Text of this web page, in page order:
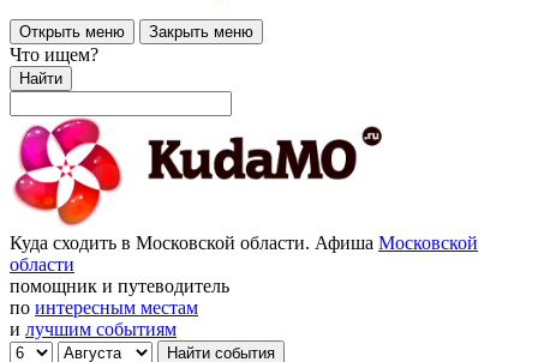
Открыть меню Закрыть меню
Что ищем?
Найти
Куда сходить в Московской области. Афиша Московской
области
помощник и путеводитель
по интересным местам
и лучшим событиям